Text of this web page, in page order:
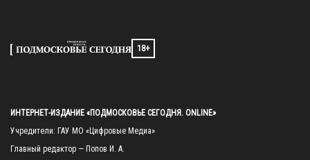
18+
ИНТЕРНЕТ-ИЗДАНИЕ «ПОДМОСКОВЬЕ СЕГОДНЯ. ONLINE»
Учредители: ГАУ МО «Цифровые Медиа»
Главный редактор — Попов И. А.